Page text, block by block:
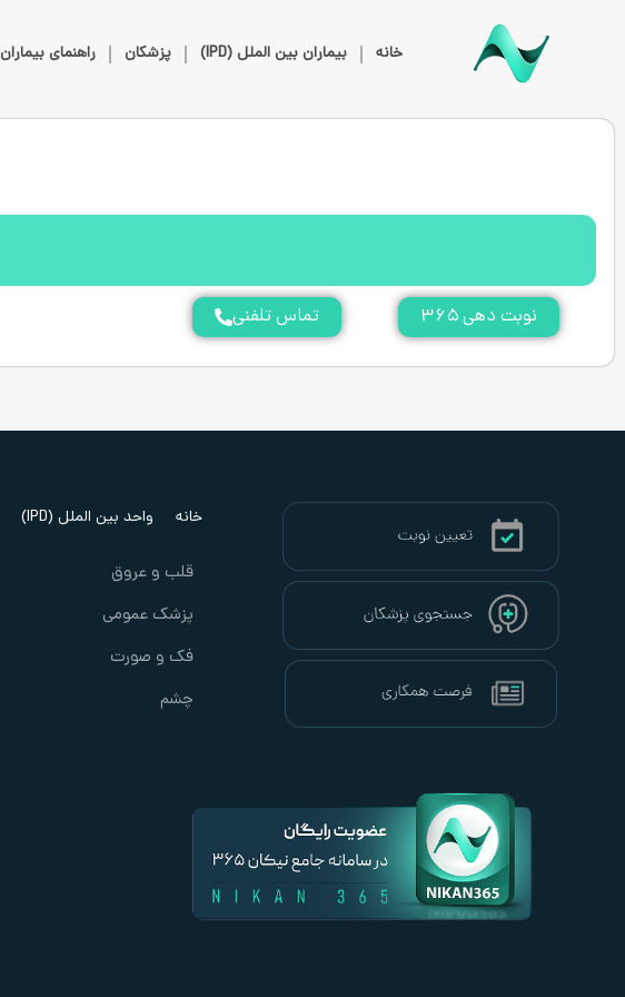
خانه بیماران بین الملل (IPD) پزشکان راهنمای بیماران
نوبت دهی ۳۶۵ تماس تلفنی
خانه واحد بین الملل (IPD)
قلب و عروق
پزشک عمومی
فک و صورت
چشم